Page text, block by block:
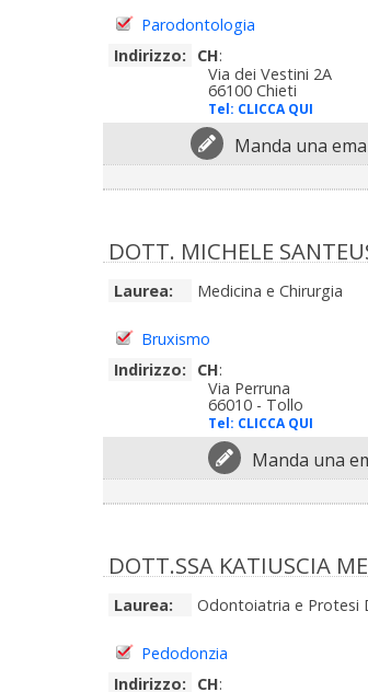
Parodontologia
Indirizzo:
CH:
Via dei Vestini 2A
66100 Chieti
Tel: CLICCA QUI
Manda una
DOTT. MICHELE
Laurea: Medicina e Chirurgia
Bruxismo
Indirizzo:
CH:
Via Perruna
66010 - Tollo
Tel: CLICCA QUI
Manda una
DOTT.SSA KATIUSCIA
Laurea: Odontoiatria e Protesi
Pedodonzia
Indirizzo:
CH: